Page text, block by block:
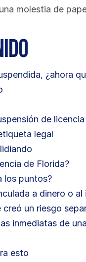
molestia de
¿ahora
de
legal
de Florida?
los puntos?
a dinero o
un riesgo
inmediatas de
esto